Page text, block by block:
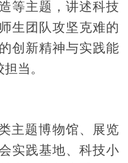
等主题，讲述科技
生团队攻坚克难的
创新精神与实践能
当。
主题博物馆、展览
实践基地、科技小